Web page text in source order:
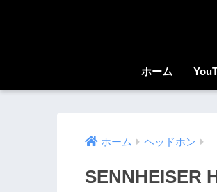
ホーム
ホーム ヘッドホン
SENNHEISER